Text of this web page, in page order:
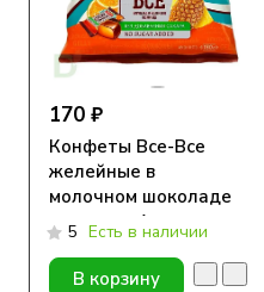
170 ₽
Конфеты Все-Все
желейные в
молочном шоколаде
со вкусом Апельсина
и Ананаса без сахара
180г
5 Есть в наличии
В корзину